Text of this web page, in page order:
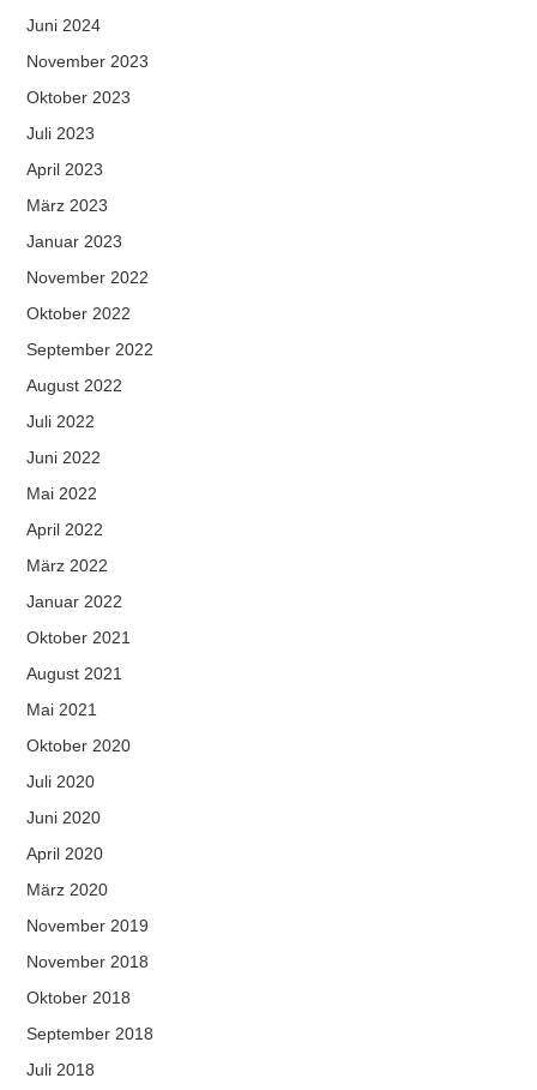
Juni 2024
November 2023
Oktober 2023
Juli 2023
April 2023
März 2023
Januar 2023
November 2022
Oktober 2022
September 2022
August 2022
Juli 2022
Juni 2022
Mai 2022
April 2022
März 2022
Januar 2022
Oktober 2021
August 2021
Mai 2021
Oktober 2020
Juli 2020
Juni 2020
April 2020
März 2020
November 2019
November 2018
Oktober 2018
September 2018
Juli 2018